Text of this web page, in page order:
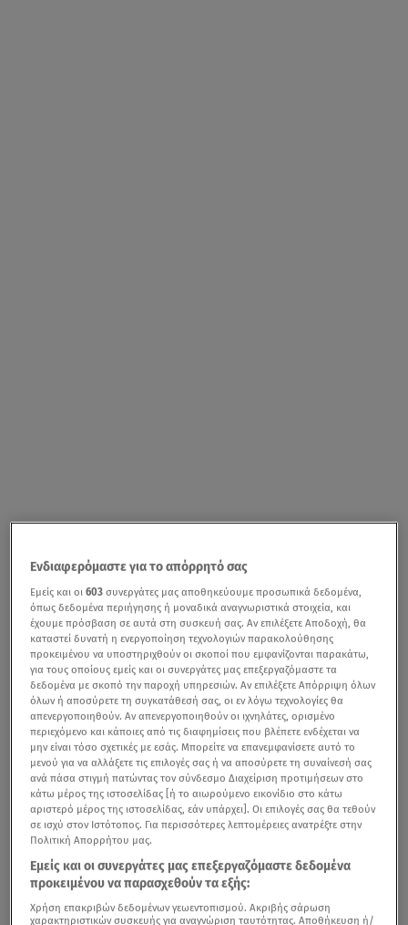
Ενδιαφερόμαστε για το απόρρητό σας
Εμείς και οι603 συνεργάτες μας αποθηκεύουμε προσωπικά δεδομένα,
όπως δεδομένα περιήγησης ή μοναδικά αναγνωριστικά στοιχεία, και
έχουμε πρόσβαση σε αυτά στη συσκευή σας. Αν επιλέξετε Αποδοχή, θα
καταστεί δυνατή η ενεργοποίηση τεχνολογιών παρακολούθησης
προκειμένου να υποστηριχθούν οι σκοποί που εμφανίζονται παρακάτω,
για τους οποίους εμείς και οι συνεργάτες μας επεξεργαζόμαστε τα
δεδομένα με σκοπό την παροχή υπηρεσιών. Αν επιλέξετε Απόρριψη όλων
όλων ή αποσύρετε τη συγκατάθεσή σας, οι εν λόγω τεχνολογίες θα
απενεργοποιηθούν. Αν απενεργοποιηθούν οι ιχνηλάτες, ορισμένο
περιεχόμενο και κάποιες από τις διαφημίσεις που βλέπετε ενδέχεται να
μην είναι τόσο σχετικές με εσάς. Μπορείτε να επανεμφανίσετε αυτό το
μενού για να αλλάξετε τις επιλογές σας ή να αποσύρετε τη συναίνεσή σας
ανά πάσα στιγμή πατώντας τον σύνδεσμο Διαχείριση προτιμήσεων στο
κάτω μέρος της ιστοσελίδας [ή το αιωρούμενο εικονίδιο στο κάτω
αριστερό μέρος της ιστοσελίδας, εάν υπάρχει]. Οι επιλογές σας θα τεθούν
σε ισχύ στον Ιστότοπος. Για περισσότερες λεπτομέρειες ανατρέξτε στην
Πολιτική Απορρήτου μας.
Εμείς και οι συνεργάτες μας επεξεργαζόμαστε δεδομένα
προκειμένου να παρασχεθούν τα εξής:
Χρήση επακριβών δεδομένων γεωεντοπισμού. Ακριβής σάρωση
χαρακτηριστικών συσκευής για αναγνώριση ταυτότητας. Αποθήκευση ή/